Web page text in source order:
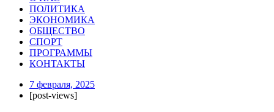
ПОЛИТИКА
ЭКОНОМИКА
ОБЩЕСТВО
СПОРТ
ПРОГРАММЫ
КОНТАКТЫ
7 февраля, 2025
[post-views]